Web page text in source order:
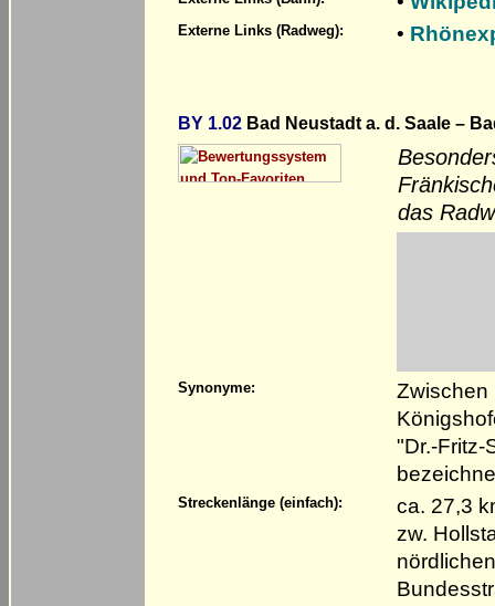
Externe Links (Radweg): •
BY 1.02 Bad Neustadt a. d. Saale –
das
Synonyme:
Zwischen
"Dr.-Fritz-
Streckenlänge (einfach):
ca. 27,3
zw.